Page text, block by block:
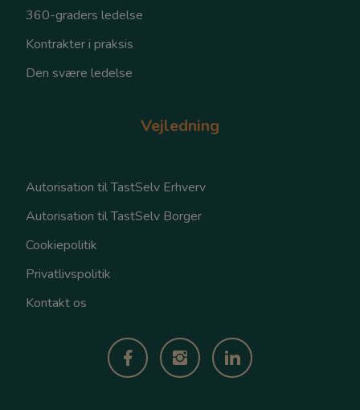
360-graders ledelse
Kontrakter i praksis
Den svære ledelse
Vejledning
Autorisation til TastSelv Erhverv
Autorisation til TastSelv Borger
Cookiepolitik
Privatlivspolitik
Kontakt os